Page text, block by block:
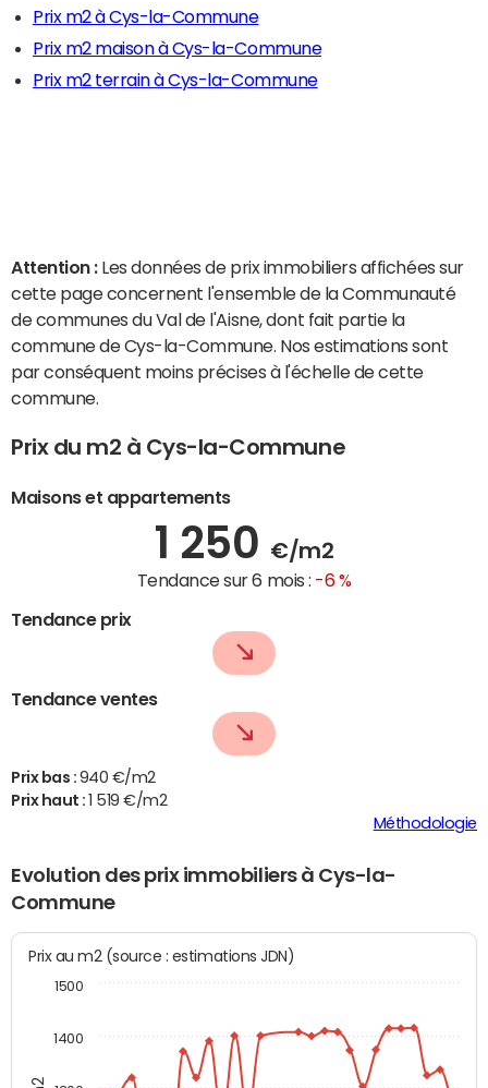
Prix m2 à Cys-la-Commune
Prix m2 maison à Cys-la-Commune
Prix m2 terrain à Cys-la-Commune
Attention : Les données de prix immobiliers affichées sur
cette page concernent l'ensemble de la Communauté
de communes du Val de l'Aisne, dont fait partie la
commune de Cys-la-Commune. Nos estimations sont
par conséquent moins précises à l'échelle de cette
commune.
Prix du m2 à Cys-la-Commune
Maisons et appartements
1 250 €/m2
Tendance sur 6 mois : -6 %
Tendance prix
Tendance ventes
Prix bas : 940 €/m2
Prix haut :
1 519 €/m2
Méthodologie
Evolution des prix immobiliers à Cys-la-
Commune
Prix au m2 (source : estimations JDN)
1400
1500